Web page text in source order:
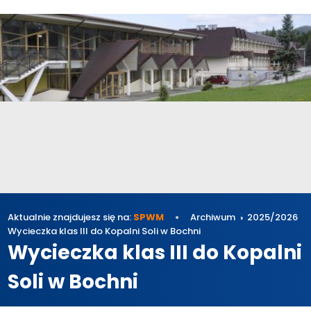
Aktualnie znajdujesz się na: SPWM Archiwum
2025/2026
Wycieczka klas III do Kopalni Soli w Bochni
Wycieczka klas III do Kopalni
Soli w Bochni